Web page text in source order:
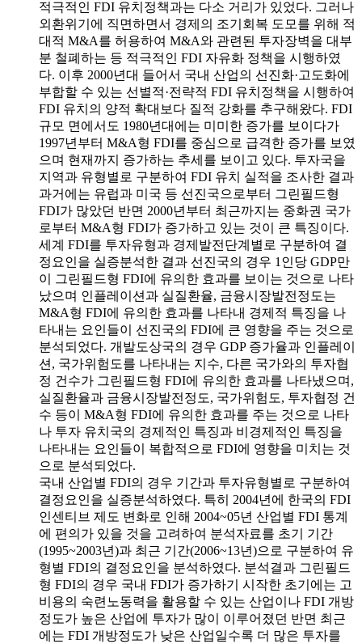
적극적인 FDI 유치정책과는 다소 거리가 있었다. 그러나
외환위기에 직면하면서 경제의 조기회복 도모를 위해 적
대적 M&A를 허용하여 M&A와 관련된 투자장벽을 대부
분 철폐하는 등 적극적인 FDI 자유화 정책을 시행하였
다. 이후 2000년대 들어서 국내 산업의 선진화·고도화에
부합할 수 있는 선별적·전략적 FDI 유치정책을 시행하여
FDI 유치의 양적 확대보다 질적 강화를 추구해왔다. FDI
규모 면에서도 1980년대에는 미미한 증가를 보이다가
1997년부터 M&A형 FDI를 중심으로 급격한 증가를 보였
으며 현재까지 증가하는 추세를 보이고 있다. 투자국을
지역과 유형별로 구분하여 FDI 유치 실적을 조사한 결과
과거에는 유럽과 미국 등 선진국으로부터 그린필드형
FDI가 많았던 반면 2000년부터 최근까지는 중화권 국가
로부터 M&A형 FDI가 증가하고 있는 것이 큰 특징이다.
세계 FDI를 투자유형과 경제발전단계별로 구분하여 결
정요인을 실증분석한 결과 선진국의 경우 1인당 GDP만
이 그린필드형 FDI에 유의한 효과를 보이는 것으로 나타
났으며 인플레이션과 실질환율, 금융시장발전정도는
M&A형 FDI에 유의한 효과를 나타내 경제적 특징을 나
타내는 요인들이 선진국의 FDI에 큰 영향을 주는 것으로
분석되었다. 개발도상국의 경우 GDP 증가율과 인플레이
션, 국가위험도를 나타내는 지수, 다른 국가와의 투자협
정 건수가 그린필드형 FDI에 유의한 효과를 나타냈으며,
실질환율과 금융시장발전정도, 국가위험도, 투자협정 건
수 등이 M&A형 FDI에 유의한 효과를 주는 것으로 나타
나 투자 유치국의 경제적인 특징과 비경제적인 특징을
나타내는 요인들이 복합적으로 FDI에 영향을 미치는 것
으로 분석되었다.
국내 산업별 FDI의 경우 기간과 투자유형별로 구분하여
결정요인을 실증분석하였다. 특히 2004년에 한국의 FDI
인센티브 제도 변화로 인해 2004~05년 산업별 FDI 통계
에 편의가 있을 것을 고려하여 분석자료를 초기 기간
(1995~2003년)과 최근 기간(2006~13년)으로 구분하여 유
형별 FDI의 결정요인을 분석하였다. 분석결과 그린필드
형 FDI의 경우 국내 FDI가 증가하기 시작한 초기에는 고
비용의 숙련노동력을 활용할 수 있는 산업이나 FDI 개방
정도가 높은 산업에 투자가 많이 이루어졌던 반면 최근
에는 FDI 개방정도가 낮은 산업일수록 더 많은 투자를